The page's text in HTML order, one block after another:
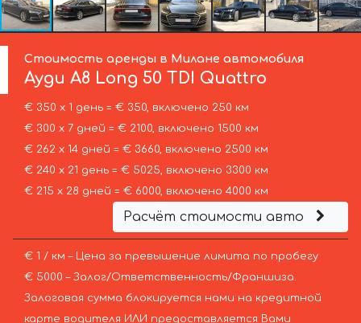
Стоимость аренды в Милане автомобиля
Ауди A8 Long 50 TDI Quattro
€ 350 х 1 день = € 350, включено 250 км
€ 300 х 7 дней = € 2100, включено 1500 км
€ 262 х 14 дней = € 3660, включено 2500 км
€ 240 х 21 день = € 5025, включено 3300 км
€ 215 х 28 дней = € 6000, включено 4000 км
Расчёт стоимости авто
€ 1 / км – Цена за превышение лимита по пробегу
€ 5000 – Залог/Ответственность/Франшиза.
Залоговая сумма блокируется нами на кредитной
карте водителя ИЛИ предоставляется Вами